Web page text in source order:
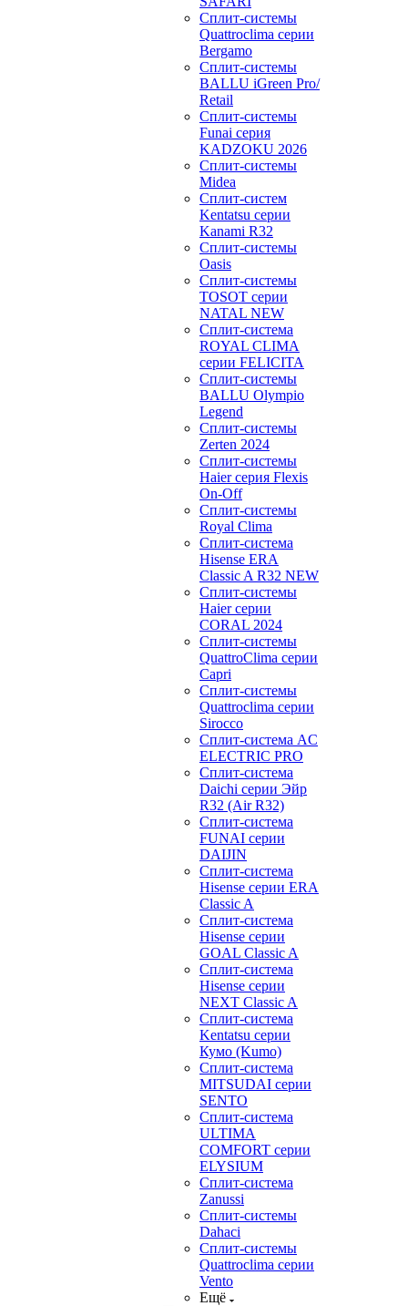
Сплит-системы
Quattroclima серии
Bergamo
Сплит-системы
BALLU iGreen Pro/
Retail
Сплит-системы
Funai серия
KADZOKU 2026
Сплит-системы
Midea
Сплит-систем
Kentatsu серии
Kanami R32
Сплит-системы
Oasis
Сплит-системы
TOSOT серии
NATAL NEW
Сплит-система
ROYAL CLIMA
серии FELICITA
Сплит-системы
BALLU Olympio
Legend
Сплит-системы
Zerten 2024
Сплит-системы
Haier серия Flexis
On-Off
Сплит-системы
Royal Clima
Сплит-система
Hisense ERA
Classic A R32 NEW
Сплит-системы
Haier cерии
CORAL 2024
Сплит-системы
QuattroClima серии
Capri
Сплит-системы
Quattroclima серии
Sirocco
Сплит-система AC
ELECTRIC PRO
Сплит-система
Daichi серии Эйр
R32 (Air R32)
Сплит-система
FUNAI серии
DAIJIN
Сплит-система
Hisense серии ERA
Classic A
Сплит-система
Hisense серии
GOAL Classic A
Сплит-система
Hisense серии
NEXT Classic A
Сплит-система
Kentatsu серии
Кумо (Kumo)
Сплит-система
MITSUDAI серии
SENTO
Сплит-система
ULTIMA
COMFORT серии
ELYSIUM
Сплит-система
Zanussi
Сплит-системы
Dahaci
Сплит-системы
Quattroclima серии
Vento
Ещё